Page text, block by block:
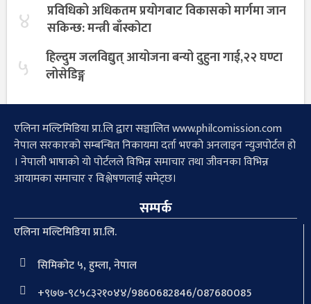
४
प्रविधिको अधिकतम प्रयोगबाट विकासको मार्गमा जान
सकिन्छ: मन्त्री बाँस्कोटा
५
हिल्दुम जलविद्युत् आयोजना बन्यो दुहुना गाई,२२ घण्टा
लोसेडिङ्ग
एलिना मल्टिमिडिया प्रा.लि द्वारा सञ्चालित www.philcomission.com
नेपाल सरकारको सम्बन्धित निकायमा दर्ता भएको अनलाइन न्युजपोर्टल हो
। नेपाली भाषाको यो पोर्टलले विभिन्न समाचार तथा जीवनका विभिन्न
आयामका समाचार र विश्लेषणलाई समेट्छ।
सम्पर्क
एलिना मल्टिमिडिया प्रा.लि.
सिमिकोट ५, हुम्ला, नेपाल
+९७७-९८५८३२१०४४/9860682846/087680085